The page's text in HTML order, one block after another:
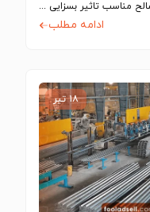
در پروژه‌های صنعتی و عمرانی، انتخاب مصالح مناسب تاثیر بسزایی در کیفیت، عملکرد، ایمنی…
ادامه مطلب
۱۸ تیر